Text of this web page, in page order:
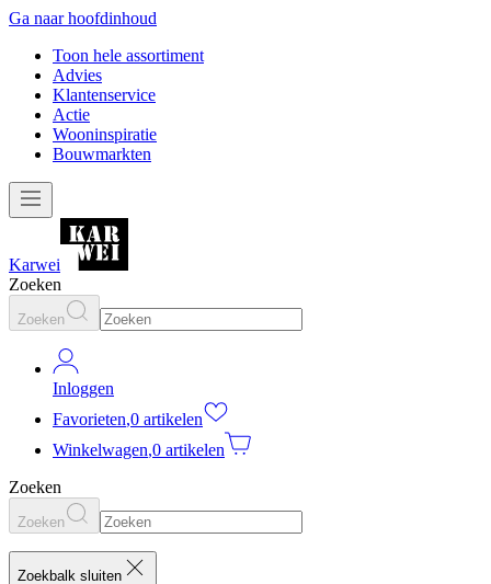
Ga naar hoofdinhoud
Toon hele assortiment
Advies
Klantenservice
Actie
Wooninspiratie
Bouwmarkten
Karwei
Zoeken
Zoeken
Inloggen
Favorieten,0 artikelen
Winkelwagen,0 artikelen
Zoeken
Zoeken
Zoekbalk sluiten